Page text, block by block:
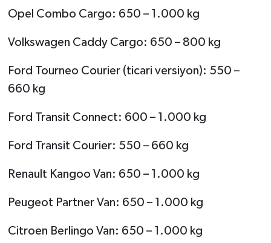
Opel Combo Cargo: 650 – 1.000 kg
Volkswagen Caddy Cargo: 650 – 800 kg
Ford Tourneo Courier (ticari versiyon): 550 –
660 kg
Ford Transit Connect: 600 – 1.000 kg
Ford Transit Courier: 550 – 660 kg
Renault Kangoo Van: 650 – 1.000 kg
Peugeot Partner Van: 650 – 1.000 kg
Citroen Berlingo Van: 650 – 1.000 kg